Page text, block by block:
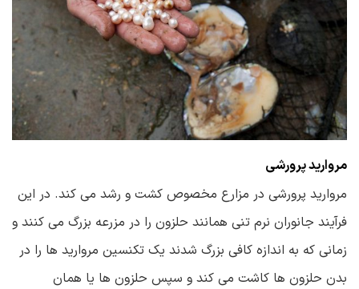
مروارید پرورشی
مروارید پرورشی در مزارع مخصوص کشت و رشد می کند. در این
فرآیند جانوران نرم تنی همانند حلزون را در مزرعه بزرگ می کنند و
زمانی که به اندازه کافی بزرگ شدند یک تکنسین مروارید ها را در
بدن حلزون ها کاشت می کند و سپس حلزون ها یا همان